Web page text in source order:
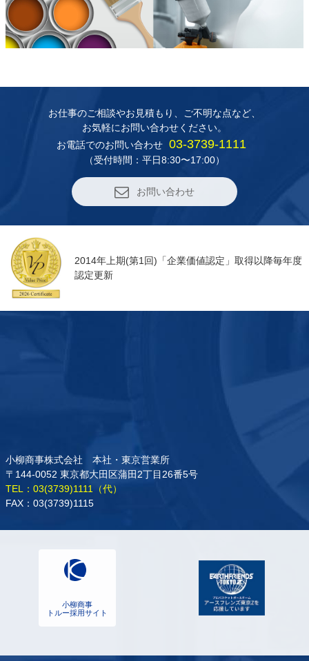
お仕事のご相談やお見積もり、
ご不明な点など、
お気軽にお問い合わせください。
お電話でのお問い合わせ 03-3739-1111
（受付時間：平日8:30〜17:00）
お問い合わせ
2014年上期(第1回)「企業価値認定」取得以降毎年度
認定更新
小柳商事株式会社 本社・東京営業所
〒144-0052 東京都大田区蒲田2丁目26番5号
TEL：03(3739)1111（代）
FAX：03(3739)1115
小柳商事
トルー採用サイト